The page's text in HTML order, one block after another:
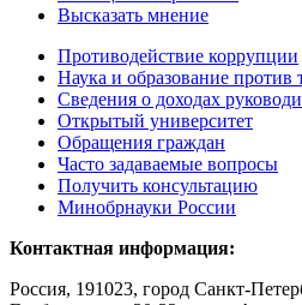
Высказать мнение
Противодействие коррупции
Наука и образование против
Сведения о доходах
Открытый университет
Обращения граждан
Часто задаваемые вопросы
Получить консультацию
Минобрнауки России
Контактная информация:
Россия, 191023, город Санкт-